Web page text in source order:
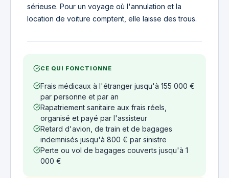
sérieuse. Pour un voyage où l'annulation et la
location de voiture comptent, elle laisse des trous.
CE QUI FONCTIONNE
Frais médicaux à l'étranger jusqu'à 155 000 €
par personne et par an
Rapatriement sanitaire aux frais réels,
organisé et payé par l'assisteur
Retard d'avion, de train et de bagages
indemnisés jusqu'à 800 € par sinistre
Perte ou vol de bagages couverts jusqu'à 1
000 €